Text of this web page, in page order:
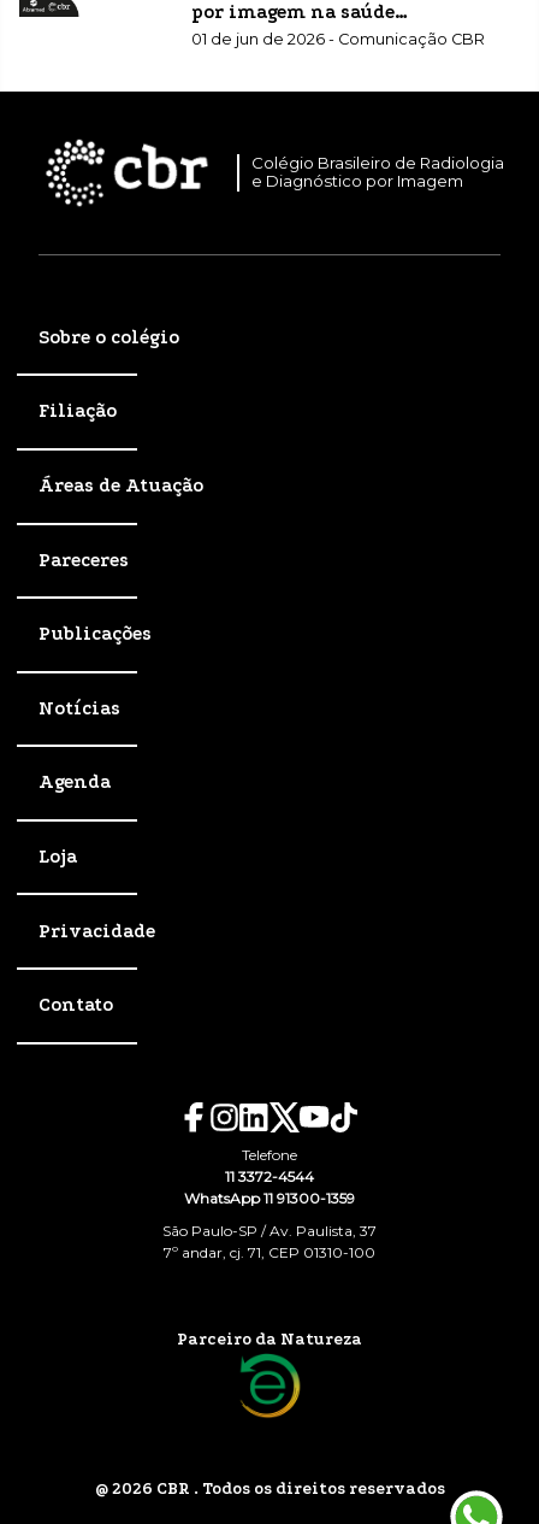
por imagem na saúde
suplementar
01 de jun de 2026 - Comunicação CBR
Colégio Brasileiro de Radiologia
e Diagnóstico por Imagem
Sobre o colégio
Filiação
Áreas de Atuação
Pareceres
Publicações
Notícias
Agenda
Loja
Privacidade
Contato
Telefone
11 3372-4544
WhatsApp 11 91300-1359
São Paulo-SP / Av. Paulista, 37
7º andar, cj. 71, CEP 01310-100
Parceiro da Natureza
@ 2026 CBR . Todos os direitos reservados